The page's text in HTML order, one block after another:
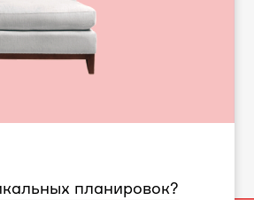
планировок?